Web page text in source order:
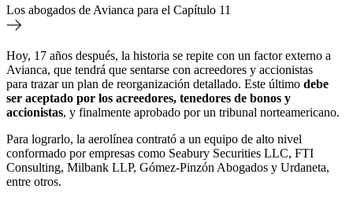
Los abogados de Avianca para el Capítulo 11
Hoy, 17 años después, la historia se repite con un factor externo a
Avianca, que tendrá que sentarse con acreedores y accionistas
para trazar un plan de reorganización detallado. Este último debe
ser aceptado por los acreedores, tenedores de bonos y
accionistas, y finalmente aprobado por un tribunal norteamericano.
Para lograrlo, la aerolínea contrató a un equipo de alto nivel
conformado por empresas como Seabury Securities LLC, FTI
Consulting, Milbank LLP, Gómez-Pinzón Abogados y Urdaneta,
entre otros.